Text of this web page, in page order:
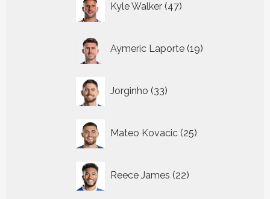
Kyle Walker 47
producten
Aymeric Laporte 19
producten
Jorginho 33
producten
Mateo Kovacic 25
producten
Reece James 22
producten